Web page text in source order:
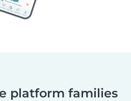
platform families